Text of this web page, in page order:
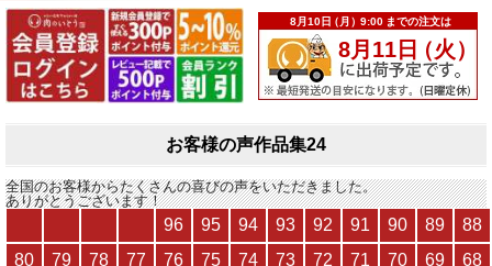
お客様の声作品集24
全国のお客様からたくさんの喜びの声をいただきました。
ありがとうございます！